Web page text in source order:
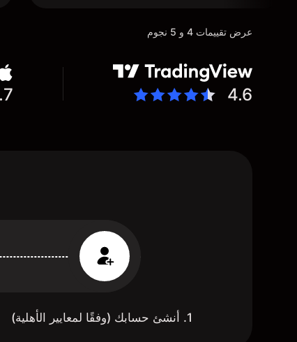
عرض تقييمات 4 و 5 نجوم
4.6
1. أنشئ حسابك (وفقًا لمعايير الأهلية)